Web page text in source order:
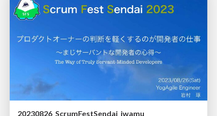
20230826_ScrumFestSendai_iwamu